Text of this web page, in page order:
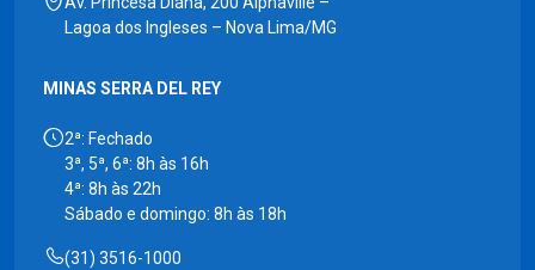
Lagoa dos Ingleses – Nova Lima/MG
MINAS SERRA DEL REY
2ª: Fechado
3ª, 5ª, 6ª: 8h às 16h
4ª: 8h às 22h
Sábado e domingo: 8h às 18h
(31) 3516-1000